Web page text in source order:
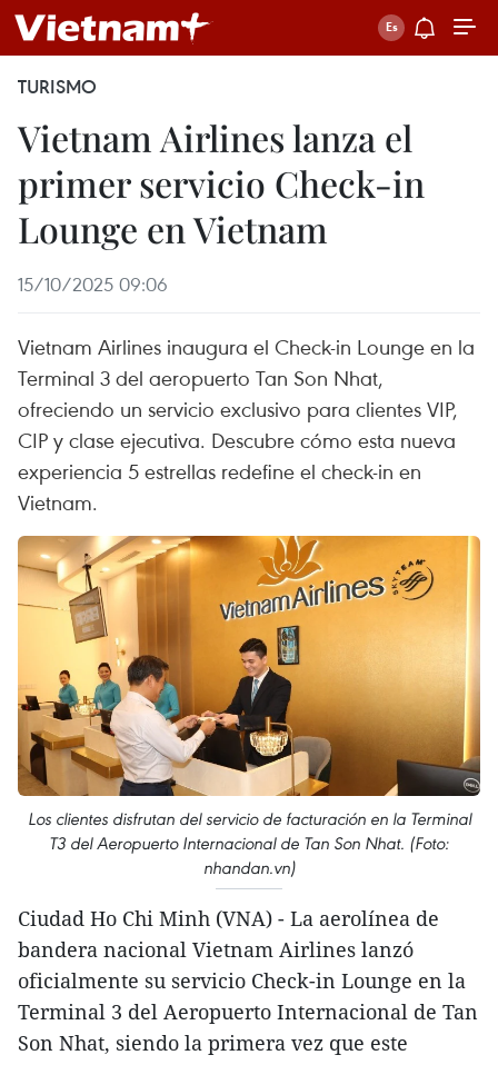
TURISMO
Vietnam Airlines lanza el
primer servicio Check-in
Lounge en Vietnam
15/10/2025 09:06
Vietnam Airlines inaugura el Check-in Lounge en la
Terminal 3 del aeropuerto Tan Son Nhat,
ofreciendo un servicio exclusivo para clientes VIP,
CIP y clase ejecutiva. Descubre cómo esta nueva
experiencia 5 estrellas redefine el check-in en
Vietnam.
Los clientes disfrutan del servicio de facturación en la Terminal
T3 del Aeropuerto Internacional de Tan Son Nhat. (Foto:
nhandan.vn)
Ciudad Ho Chi Minh (VNA) - La aerolínea de
bandera nacional Vietnam Airlines lanzó
oficialmente su servicio Check-in Lounge en la
Terminal 3 del Aeropuerto Internacional de Tan
Son Nhat, siendo la primera vez que este